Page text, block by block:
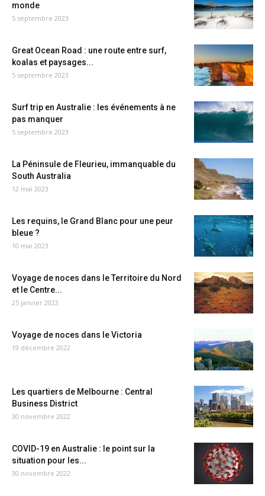
monde
5 septembre 2023
Great Ocean Road : une route entre surf,
koalas et paysages...
5 septembre 2023
Surf trip en Australie : les événements à ne
pas manquer
5 septembre 2023
La Péninsule de Fleurieu, immanquable du
South Australia
12 mai 2023
Les requins, le Grand Blanc pour une peur
bleue ?
10 mai 2023
Voyage de noces dans le Territoire du Nord
et le Centre...
25 janvier 2023
Voyage de noces dans le Victoria
19 décembre 2022
Les quartiers de Melbourne : Central
Business District
30 novembre 2022
COVID-19 en Australie : le point sur la
situation pour les...
30 novembre 2022